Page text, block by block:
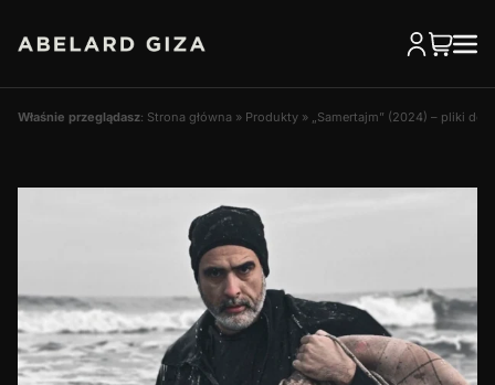
Właśnie przeglądasz: Strona główna » Produkty » „Samertajm” (2024) – pliki do